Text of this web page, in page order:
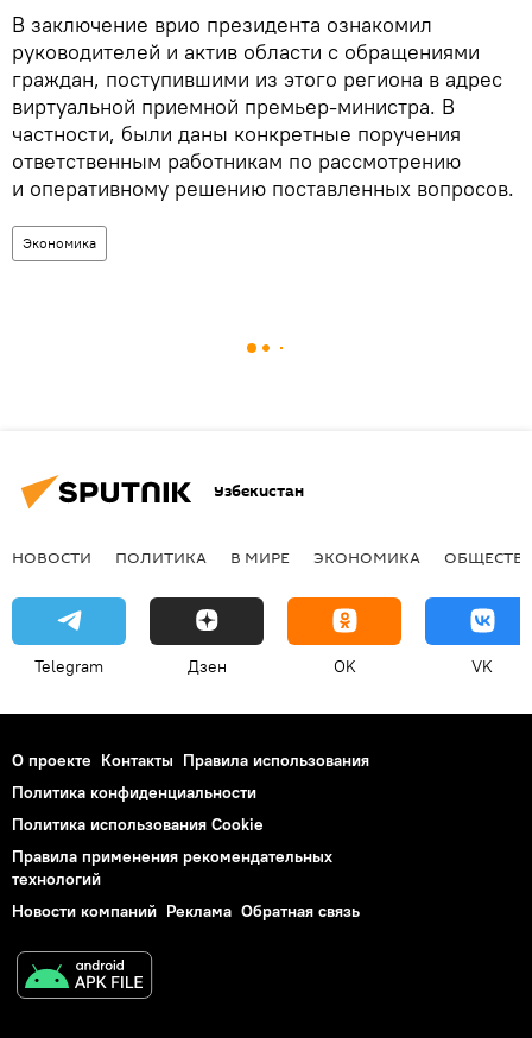
В заключение врио президента ознакомил
руководителей и актив области с обращениями
граждан, поступившими из этого региона в адрес
виртуальной приемной премьер-министра. В
частности, были даны конкретные поручения
ответственным работникам по рассмотрению
и оперативному решению поставленных вопросов.
Экономика
Узбекистан
НОВОСТИ ПОЛИТИКА В МИРЕ ЭКОНОМИКА
Telegram Дзен OK VK
О проекте Контакты Правила использования
Политика конфиденциальности
Политика использования Cookie
Правила применения рекомендательных
технологий
Новости компаний Реклама Обратная связь